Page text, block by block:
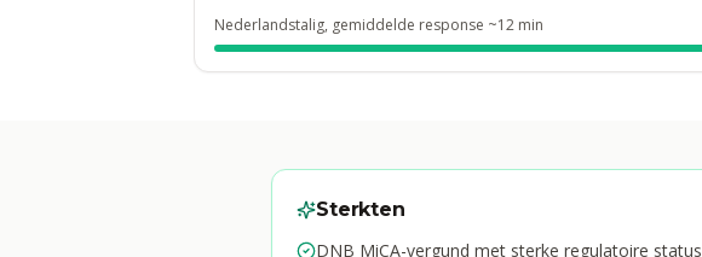
Nederlandstalig, gemiddelde response ~12 min
Sterkten
DNB MiCA-vergund met sterke regulatoire status